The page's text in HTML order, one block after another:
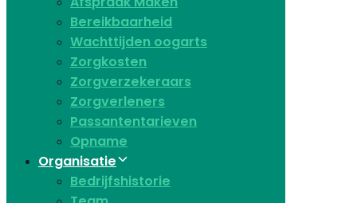
Bereikbaarheid
Wachttijden oogarts
Zorgkosten
Zorgverzekeraars
Zorgverleners
Passantentarieven
Opname
Organisatie
Bedrijfshistorie